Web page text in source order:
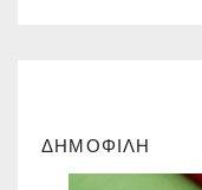
ΔΗΜΟΦΙΛΗ